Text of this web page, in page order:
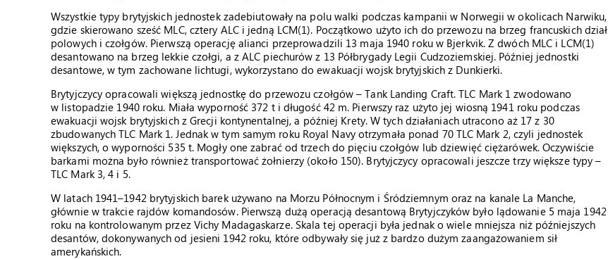
Wszystkie typy brytyjskich jednostek zadebiutowały na polu walki podczas kampanii w Norwegii w okolicach Narwiku,
gdzie skierowano sześć MLC, cztery ALC i jedną LCM(1). Początkowo użyto ich do przewozu na brzeg francuskich dział
polowych i czołgów. Pierwszą operację alianci przeprowadzili 13 maja 1940 roku w Bjerkvik. Z dwóch MLC i LCM(1)
desantowano na brzeg lekkie czołgi, a z ALC piechurów z 13 Półbrygady Legii Cudzoziemskiej. Później jednostki
desantowe, w tym zachowane lichtugi, wykorzystano do ewakuacji wojsk brytyjskich z Dunkierki.
Brytyjczycy opracowali większą jednostkę do przewozu czołgów – Tank Landing Craft. TLC Mark 1 zwodowano
w listopadzie 1940 roku. Miała wyporność 372 t i długość 42 m. Pierwszy raz użyto jej wiosną 1941 roku podczas
ewakuacji wojsk brytyjskich z Grecji kontynentalnej, a później Krety. W tych działaniach utracono aż 17 z 30
zbudowanych TLC Mark 1. Jednak w tym samym roku Royal Navy otrzymała ponad 70 TLC Mark 2, czyli jednostek
większych, o wyporności 535 t. Mogły one zabrać od trzech do pięciu czołgów lub dziewięć ciężarówek. Oczywiście
barkami można było również transportować żołnierzy (około 150). Brytyjczycy opracowali jeszcze trzy większe typy –
TLC Mark 3, 4 i 5.
W latach 1941–1942 brytyjskich barek używano na Morzu Północnym i Śródziemnym oraz na kanale La Manche,
głównie w trakcie rajdów komandosów. Pierwszą dużą operacją desantową Brytyjczyków było lądowanie 5 maja 1942
roku na kontrolowanym przez Vichy Madagaskarze. Skala tej operacji była jednak o wiele mniejsza niż późniejszych
desantów, dokonywanych od jesieni 1942 roku, które odbywały się już z bardzo dużym zaangażowaniem sił
amerykańskich.